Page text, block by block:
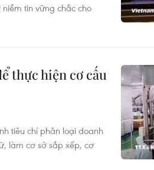
tin vững chắc cho
thực hiện cơ cấu
tiêu chí phân loại doanh
làm cơ sở sắp xếp, cơ